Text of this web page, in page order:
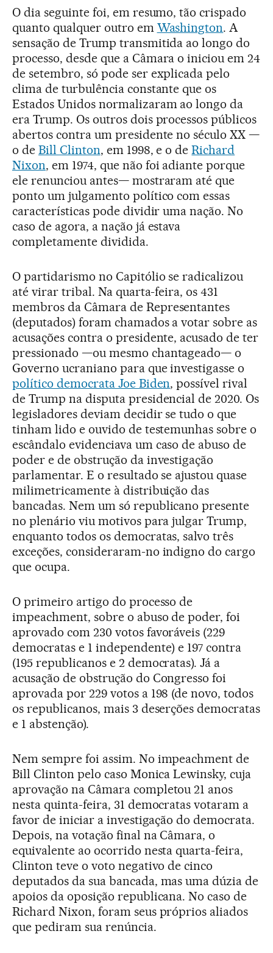
O dia seguinte foi, em resumo, tão crispado
quanto qualquer outro em Washington. A
sensação de Trump transmitida ao longo do
processo, desde que a Câmara o iniciou em 24
de setembro, só pode ser explicada pelo
clima de turbulência constante que os
Estados Unidos normalizaram ao longo da
era Trump. Os outros dois processos públicos
abertos contra um presidente no século XX —
o de Bill Clinton, em 1998, e o deRichard
Nixon, em 1974, que não foi adiante porque
ele renunciou antes— mostraram até que
ponto um julgamento político com essas
características pode dividir uma nação. No
caso de agora, a nação já estava
completamente dividida.
O partidarismo no Capitólio se radicalizou
até virar tribal. Na quarta-feira, os 431
membros da Câmara de Representantes
(deputados) foram chamados a votar sobre as
acusações contra o presidente, acusado de ter
pressionado —ou mesmo chantageado— o
Governo ucraniano para que investigasse o
político democrata Joe Biden, possível rival
de Trump na disputa presidencial de 2020. Os
legisladores deviam decidir se tudo o que
tinham lido e ouvido de testemunhas sobre o
escândalo evidenciava um caso de abuso de
poder e de obstrução da investigação
parlamentar. E o resultado se ajustou quase
milimetricamente à distribuição das
bancadas. Nem um só republicano presente
no plenário viu motivos para julgar Trump,
enquanto todos os democratas, salvo três
exceções, consideraram-no indigno do cargo
que ocupa.
O primeiro artigo do processo de
impeachment, sobre o abuso de poder, foi
aprovado com 230 votos favoráveis (229
democratas e 1 independente) e 197 contra
(195 republicanos e 2 democratas). Já a
acusação de obstrução do Congresso foi
aprovada por 229 votos a 198 (de novo, todos
os republicanos, mais 3 deserções democratas
e 1 abstenção).
Nem sempre foi assim. No impeachment de
Bill Clinton pelo caso Monica Lewinsky, cuja
aprovação na Câmara completou 21 anos
nesta quinta-feira, 31 democratas votaram a
favor de iniciar a investigação do democrata.
Depois, na votação final na Câmara, o
equivalente ao ocorrido nesta quarta-feira,
Clinton teve o voto negativo de cinco
deputados da sua bancada, mas uma dúzia de
apoios da oposição republicana. No caso de
Richard Nixon, foram seus próprios aliados
que pediram sua renúncia.